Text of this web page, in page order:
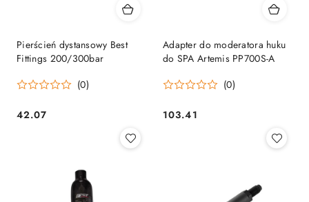
Pierścień dystansowy Best
Fittings 200/300bar
(0)
Cena:
42.07
Adapter do moderatora huku
do SPA Artemis PP700S-A
(0)
Cena:
103.41